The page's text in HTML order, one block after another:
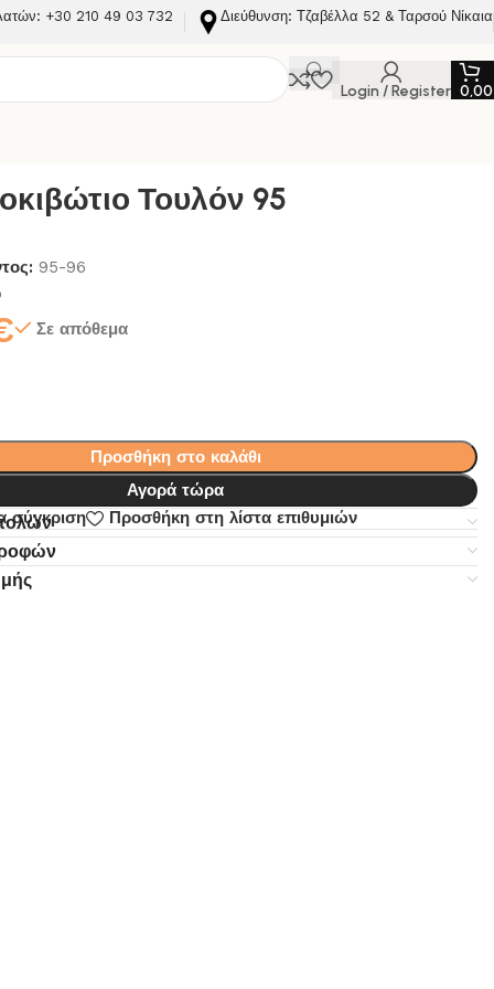
+30 210 49 03 732 Διεύθυνση: Τζαβέλλα 52 & Ταρσού Νίκαια
Login / Register
Τουλόν 95
95-96
Σε απόθεμα
Προσθήκη στο καλάθι
Αγορά τώρα
σύγκριση
Προσθήκη στη λίστα επιθυμιών